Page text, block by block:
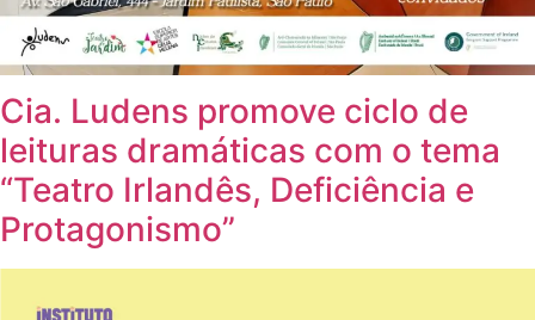
Cia. Ludens promove ciclo de
leituras dramáticas com o tema
“Teatro Irlandês, Deficiência e
Protagonismo”